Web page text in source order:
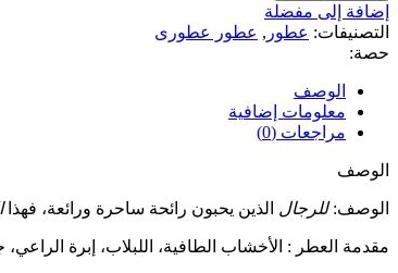
إضافة إلى مفضلة
التصنيفات: عطور , عطور عطورى
حصة:
الوصف
معلومات إضافية
مراجعات (0)
الوصف
الوصف:للرجال الذين يحبون رائحة ساحرة ورائعة، فهذا
مقدمة العطر : الأخشاب الطافية، اللبلاب، إبرة الراعي،